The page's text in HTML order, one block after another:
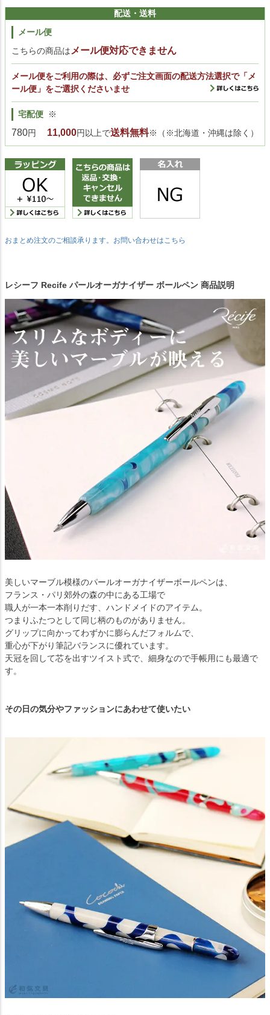
配送・送料
メール便
こちらの商品は メール便対応できません
メール便をご利用の際は、必ずご注文画面の配送方法選択で「メ
ール便」をご選択くださいませ
宅配便
780円
※
11,000円以上で送料無料※（※北海道・沖縄は除く）
おまとめ注文のご相談承ります。お問い合わせはこちら
レシーフ Recife パールオーガナイザー ボールペン 商品説明
美しいマーブル模様のパールオーガナイザーボールペンは、
フランス・パリ郊外の森の中にある工場で
職人が一本一本削りだす、ハンドメイドのアイテム。
つまりふたつとして同じ柄のものがありません。
グリップに向かってわずかに膨らんだフォルムで、
重心が下がり筆記バランスに優れています。
天冠を回して芯を出すツイスト式で、細身なので手帳用にも最適で
す。
その日の気分やファッションにあわせて使いたい